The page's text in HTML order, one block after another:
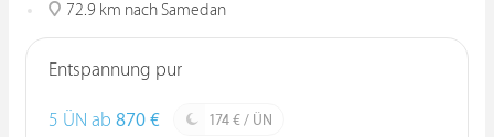
72.9 km nach Samedan
Entspannung pur
5 ÜN ab 870 € 174 € / ÜN